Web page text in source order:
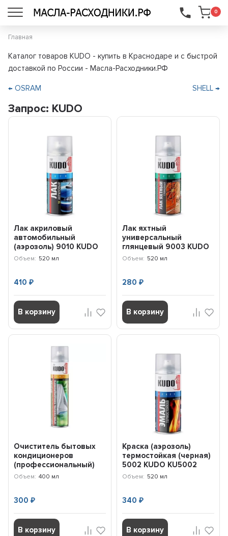
0
...
Главная
Каталог товаров KUDO - купить в Краснодаре и с быстрой
доставкой по России - Масла-Расходники.РФ
SHELL →
← OSRAM
Запрос: KUDO
Лак акриловый
автомобильный
(аэрозоль) 9010 KUDO
KU9010
Объем: 520 мл
410₽
В корзину
Лак яхтный
универсальный
глянцевый 9003 KUDO
(520 мл) KU9003
Объем: 520 мл
280 ₽
В корзину
Очиститель бытовых
кондиционеров
(профессиональный)
KUDO KU-H402 (400
Объем: 400 мл
300₽
В корзину
Краска (аэрозоль)
термостойкая (черная)
5002 KUDO KU5002
Объем: 520 мл
340 ₽
В корзину